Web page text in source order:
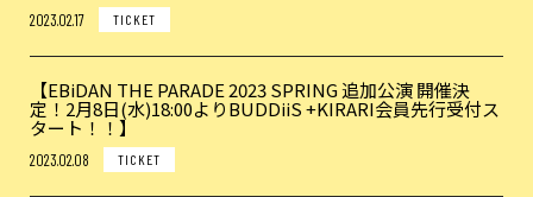
2023.02.17 TICKET
【EBiDAN THE PARADE 2023 SPRING 追加公演 開催決
定！2月8日(水)18:00よりBUDDiiS +KIRARI会員先行受付ス
タート！！】
2023.02.08 TICKET